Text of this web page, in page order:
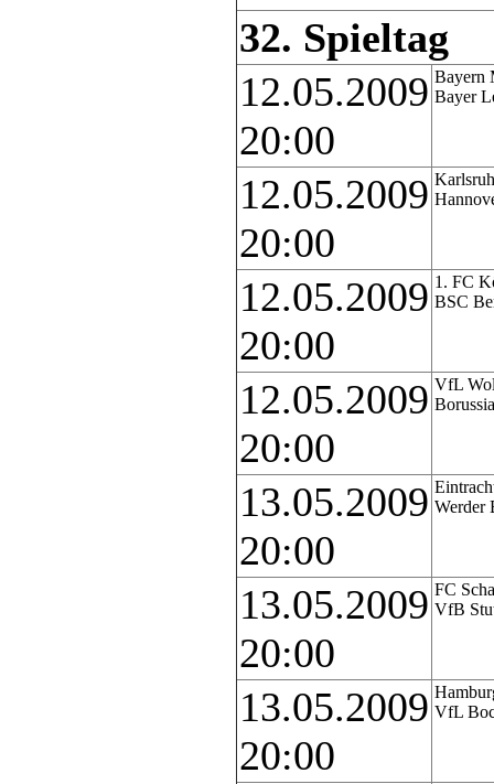
32. Spieltag
12.05.2009
20:00
Bayern
Bayer
12.05.2009
20:00
12.05.2009
20:00
1. FC
BSC
12.05.2009
20:00
VfL
13.05.2009
20:00
Werder
13.05.2009
20:00
FC
VfB
13.05.2009
20:00
VfL